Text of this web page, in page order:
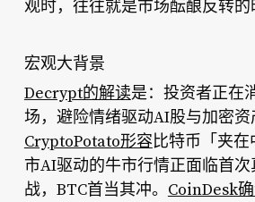
观时，往往就是市场酝酿反转的
宏观大背景
Decrypt的解读是：投资者正在
场，避险情绪驱动AI股与加密资
CryptoPotato形容比特币「夹
市AI驱动的牛市行情正面临首
战，BTC首当其冲。 CoinDesk